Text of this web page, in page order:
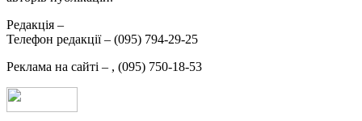
Редакція –
Телефон редакції – (095) 794-29-25
Реклама на сайті – , (095) 750-18-53